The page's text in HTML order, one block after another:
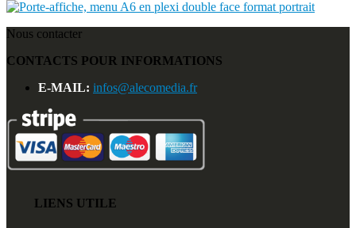
Nous contacter
CONTACTS POUR INFORMATIONS
E-MAIL: infos@alecomedia.fr
LIENS UTILE